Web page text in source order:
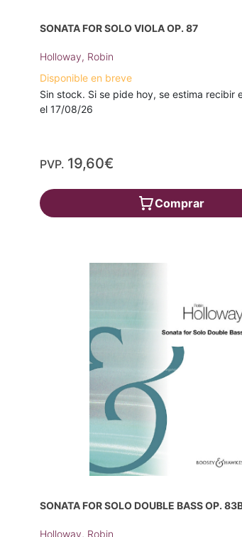
SONATA FOR SOLO VIOLA OP. 87
Holloway, Robin
Disponible en breve
Sin stock. Si se pide hoy, se estima recibir
el 17/08/26
PVP. 19,60€
Comprar
SONATA FOR SOLO DOUBLE BASS OP.
Holloway, Robin